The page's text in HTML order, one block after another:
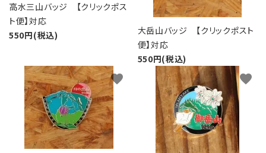
高水三山バッジ 【クリックポス
ト便】対応
550円(税込)
大岳山バッジ 【クリックポスト
便】対応
550円(税込)
favorite favorite